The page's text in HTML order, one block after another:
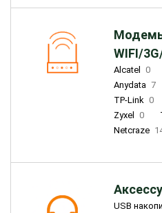
WIFI/
Alcatel 0
Anydata 7
TP-Link 0
Zyxel
0
Netcraze
USB